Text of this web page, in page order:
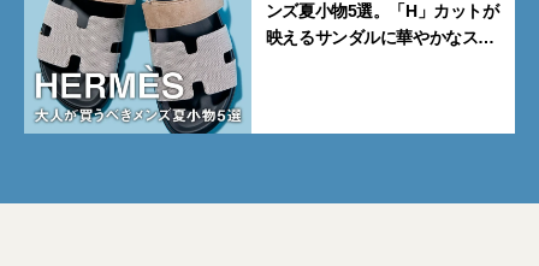
ンズ夏小物5選。「H」カットが
映えるサンダルに華やかなス